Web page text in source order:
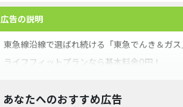
広告の説明
東急線沿線で選ばれ続ける「東急でんき＆ガス
ライフフィットプランなら基本料金0円！
2025年5月時点で累計のお申込み件数が70万件
あなたへのおすすめ広告